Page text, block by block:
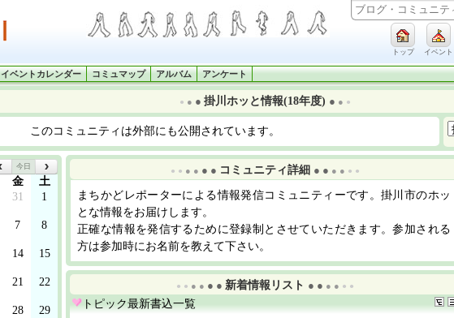
トップ イベント
イベントカレンダー コミュマップ アルバム アンケート
● ● ● 掛川ホッと情報(18年度) ● ● ●
このコミュニティは外部にも公開されています。
今日
金
土
31 1
7 8
14 15
21 22
28 29
● ● ● ● ● ● コミュニティ詳細 ● ● ● ● ● ●
まちかどレポーターによる情報発信コミュニティーです。掛川市のホッ
とな情報をお届けします。
正確な情報を発信するために登録制とさせていただきます。参加される
方は参加時にお名前を教えて下さい。
● ● ● ● ● ● 新着情報リスト ● ● ● ● ● ●
トピック最新書込一覧